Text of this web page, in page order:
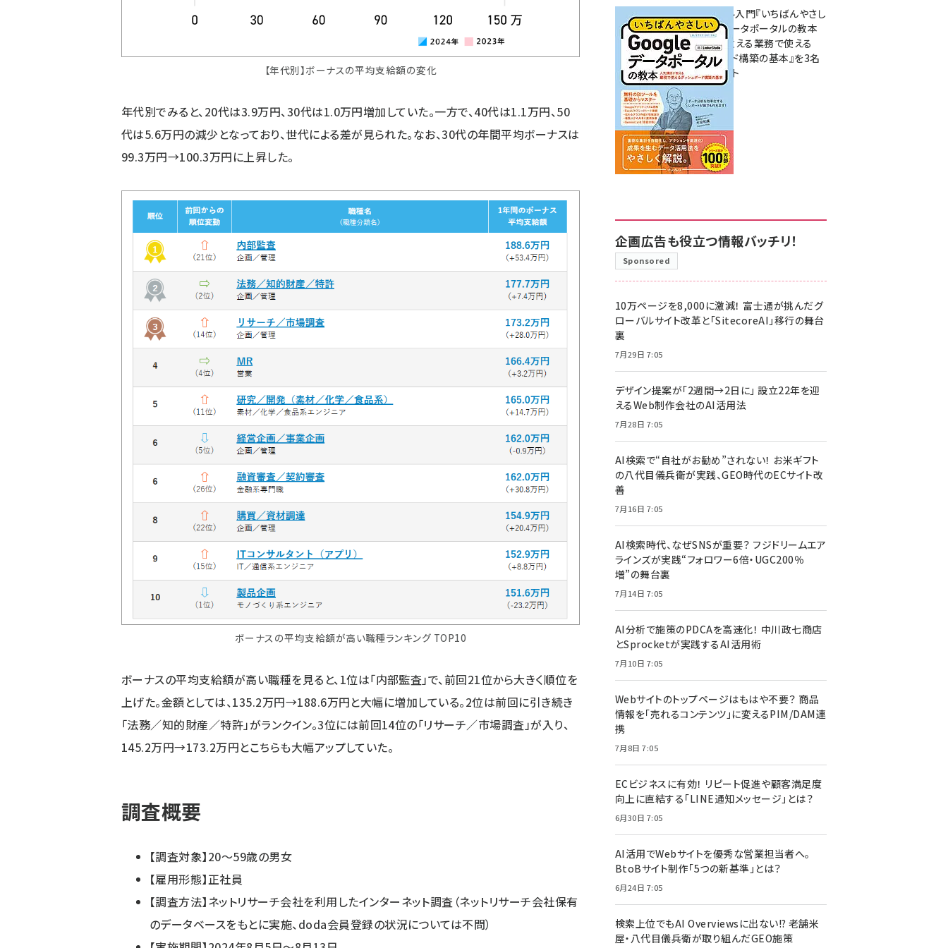
【年代別】ボーナスの平均支給額の変化
年代別でみると、20代は3.9万円、30代は1.0万円増加していた。一方で、40代は1.1万円、50
代は5.6万円の減少となっており、世代による差が見られた。なお、30代の年間平均ボーナスは
99.3万円→100.3万円に上昇した。
ボーナスの平均支給額が高い職種ランキング TOP10
ボーナスの平均支給額が高い職種を見ると、1位は「内部監査」で、前回21位から大きく順位を
上げた。金額としては、135.2万円→188.6万円と大幅に増加している。2位は前回に引き続き
「法務／知的財産／特許」がランクイン。3位には前回14位の「リサーチ／市場調査」が入り、
145.2万円→173.2万円とこちらも大幅アップしていた。
調査概要
【調査対象】20～59歳の男女
【雇用形態】正社員
【調査方法】ネットリサーチ会社を利用したインターネット調査（ネットリサーチ会社保有
のデータベースをもとに実施、doda会員登録の状況については不問）
無料BIツール入門『いちばんやさし
いGoogleデータポータルの教本
人気講師が教える業務で使える
ダッシュボード構築の基本』を3名
様にプレゼント
7月31日 10:00
企画広告も役立つ情報バッチリ！
Sponsored
10万ページを8,000に激減！ 富士通が挑んだグ
ローバルサイト改革と「SitecoreAI」移行の舞台
裏
7月29日 7:05
デザイン提案が「2週間→2日に」 設立22年を迎
えるWeb制作会社のAI活用法
7月28日 7:05
AI検索で“自社がお勧め”されない！ お米ギフト
の八代目儀兵衛が実践、GEO時代のECサイト改
善
7月16日 7:05
AI検索時代、なぜSNSが重要？ フジドリームエア
ラインズが実践“フォロワー6倍・UGC200％
増”の舞台裏
7月14日 7:05
AI分析で施策のPDCAを高速化！ 中川政七商店
とSprocketが実践するAI活用術
7月10日 7:05
Webサイトのトップページはもはや不要？ 商品
情報を「売れるコンテンツ」に変えるPIM/DAM連
携
7月8日 7:05
ECビジネスに有効！ リピート促進や顧客満足度
向上に直結する「LINE通知メッセージ」とは？
6月30日 7:05
AI活用でWebサイトを優秀な営業担当者へ。
BtoBサイト制作「5つの新基準」とは？
6月24日 7:05
検索上位でもAI Overviewsに出ない!? 老舗米
屋・八代目儀兵衛が取り組んだGEO施策